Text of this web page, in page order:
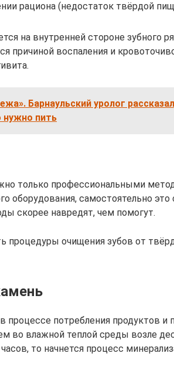
рациона (недостаток твёрдой
на внутренней стороне зубного
причиной воспаления и
Барнаульский уролог
нужно пить
только профессиональными
оборудования, самостоятельно это
скорее навредят, чем помогут.
процедуры очищения зубов от
потребления продуктов и
во влажной теплой среды возле
то начнется процесс